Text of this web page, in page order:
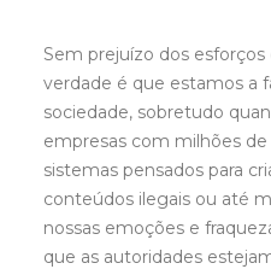
Sem prejuízo dos
verdade é que estamos a
sociedade, sobretudo
empresas com milhões
sistemas pensados para
conteúdos ilegais ou até
nossas emoções e
que as autoridades